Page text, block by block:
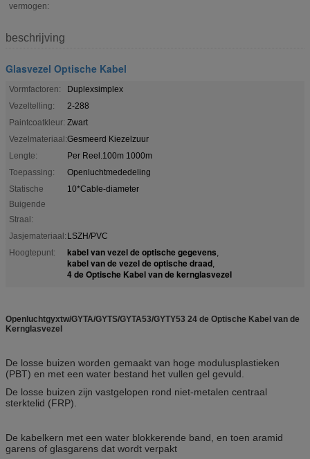
vermogen:
beschrijving
Glasvezel Optische Kabel
Vormfactoren:
Duplexsimplex
Vezeltelling:
2-288
Paintcoatkleur: Zwart
Vezelmateriaal:Gesmeerd Kiezelzuur
Lengte:
Per Reel.100m 1000m
Toepassing:
Openluchtmededeling
Statische
Buigende
Straal:
10*Cable-diameter
Jasjemateriaal: LSZH/PVC
Hoogtepunt:
kabel van vezel de optische gegevens,
kabel van de vezel de optische draad,
4 de Optische Kabel van de kernglasvezel
Openluchtgyxtw/GYTA/GYTS/GYTA53/GYTY53 24 de Optische Kabel van de
Kernglasvezel
De losse buizen worden gemaakt van hoge modulusplastieken
(PBT) en met een water bestand het vullen gel gevuld.
De losse buizen zijn vastgelopen rond niet-metalen centraal
sterktelid (FRP).
De kabelkern met een water blokkerende band, en toen aramid
garens of glasgarens dat wordt verpakt